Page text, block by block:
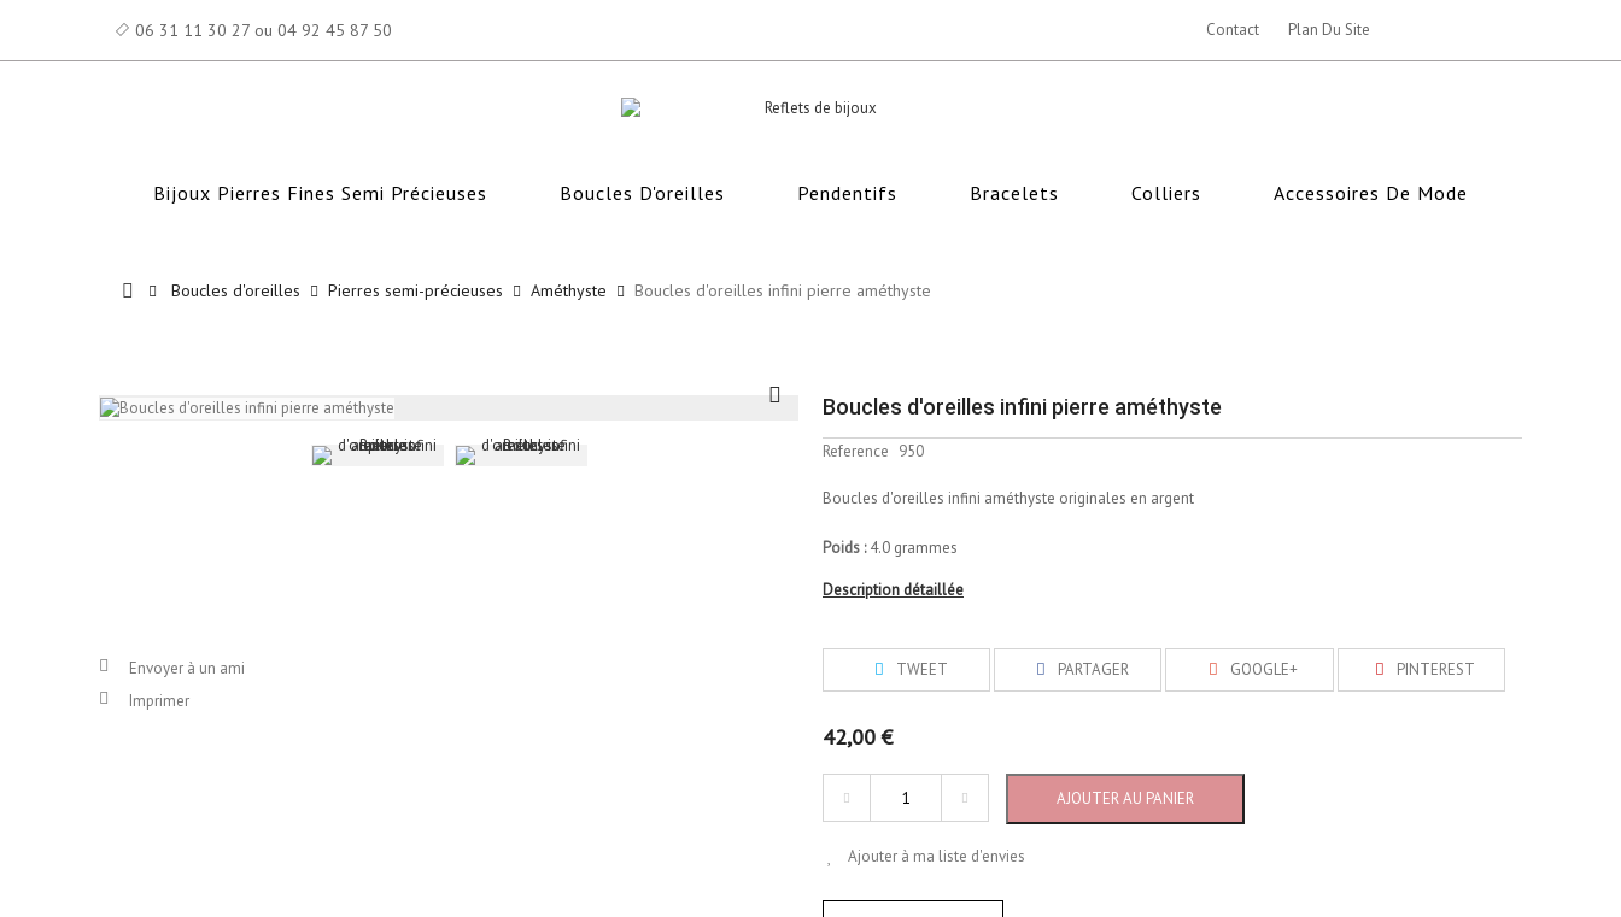
06 31 11 30 27 ou 04 92 45 87 50 Contact Plan Du Site
Bijoux Pierres Fines Semi Précieuses Boucles D'oreilles Pendentifs Bracelets Colliers Accessoires De Mode
Boucles d'oreilles Pierres semi-précieuses Améthyste Boucles d'oreilles infini pierre améthyste
Envoyer à un ami
Imprimer
Boucles d'oreilles infini pierre améthyste
Reference 950
Boucles d'oreilles infini améthyste originales en argent
Poids :4.0 grammes
Description détaillée
TWEET PARTAGER GOOGLE+ PINTEREST
42,00 €
AJOUTER AU PANIER
Ajouter à ma liste d'envies